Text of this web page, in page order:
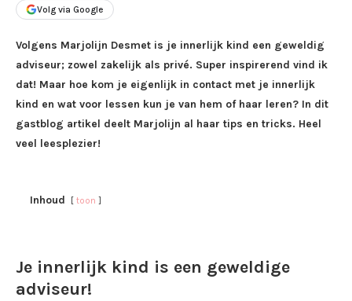
Volg via Google
Volgens Marjolijn Desmet is je innerlijk kind een geweldig
adviseur; zowel zakelijk als privé. Super inspirerend vind ik
dat! Maar hoe kom je eigenlijk in contact met je innerlijk
kind en wat voor lessen kun je van hem of haar leren? In dit
gastblog artikel deelt Marjolijn al haar tips en tricks. Heel
veel leesplezier!
Inhoud toon
Je innerlijk kind is een geweldige
adviseur!